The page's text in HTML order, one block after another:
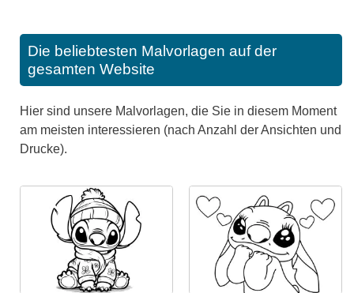
Die beliebtesten Malvorlagen auf der
gesamten Website
Hier sind unsere Malvorlagen, die Sie in diesem Moment
am meisten interessieren (nach Anzahl der Ansichten und
Drucke).